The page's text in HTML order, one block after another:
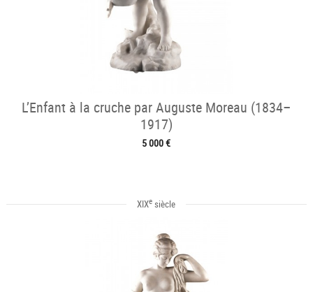
L’Enfant à la cruche par Auguste Moreau (1834–
1917)
5 000 €
XIXe siècle